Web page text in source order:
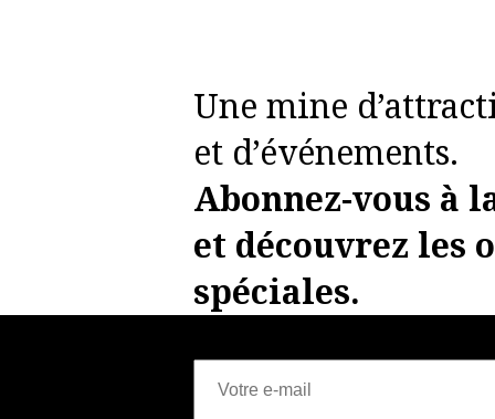
Une mine
et d’événements.
Abonnez-vous à
et découvrez les
spéciales.